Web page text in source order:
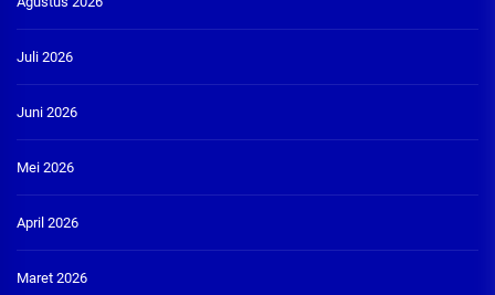
Juli 2026
Juni 2026
Mei 2026
April 2026
Maret 2026